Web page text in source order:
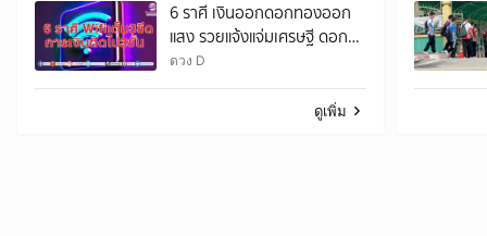
บัญชีรับวันหยุด!
6 ราศี เงินออกดอกทองออก
แสง รวยแจ้งแจ่มเศรษฐี ดอก
ผลจากการลงทุน เก็บเงินได้
ดวง D
ดูเพิ่ม